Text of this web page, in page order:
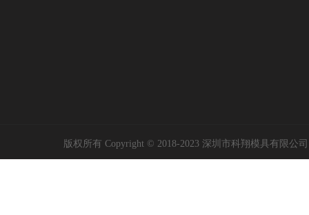
版权所有 Copyright © 2018-2023 深圳市科翔模具有限公